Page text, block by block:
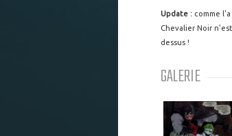
Update : comme
Chevalier Noir
dessus !
GALERIE